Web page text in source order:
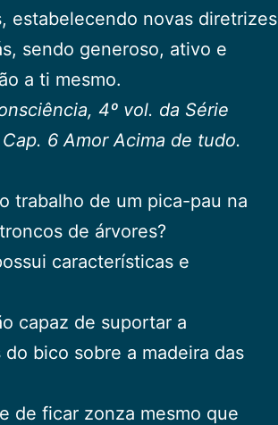
estabelecendo novas diretrizes
sendo generoso, ativo e
a ti mesmo.
4º vol. da Série
6 Amor Acima de tudo.
trabalho de um pica-pau na
de árvores?
características e
capaz de suportar a
bico sobre a madeira das
de ficar zonza mesmo que